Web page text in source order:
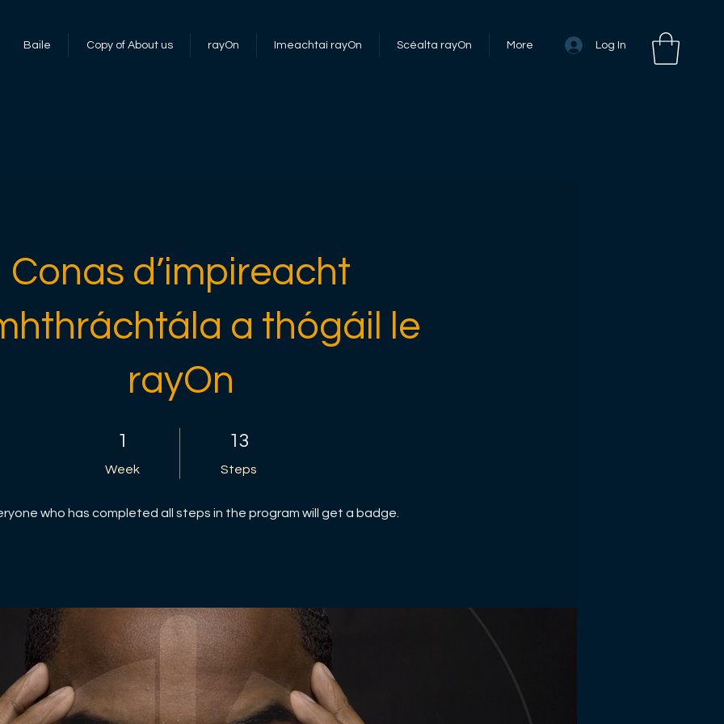
Log In
Baile Copy of About us rayOn Imeachtaí rayOn Scéalta rayOn More
Conas d’impireacht
a thógáil le
rayOn
1
Week
1 Week 13
Steps
13 Steps
who has completed all steps in the program will get a badge.